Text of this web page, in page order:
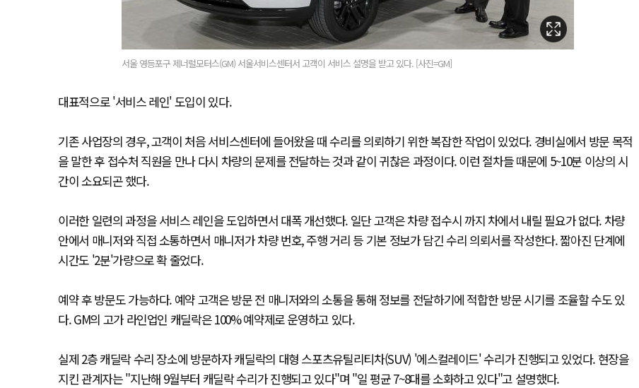
서울 영등포구 제너럴모터스(GM) 서울서비스센터서 고객이 서비스 설명을 받고 있다. [사진=GM]
대표적으로 '서비스 레인' 도입이 있다.
기존 사업장의 경우, 고객이 처음 서비스센터에 들어왔을 때 수리를 의뢰하기 위한 복잡한 작업이 있었다. 경비실에서 방문 목적
을 말한 후 접수처 직원을 만나 다시 차량의 문제를 전달하는 것과 같이 귀찮은 과정이다. 이런 절차들 때문에 5~10분 이상의 시
간이 소요되곤 했다.
이러한 일련의 과정을 서비스 레인을 도입하면서 대폭 개선했다. 일단 고객은 차량 접수시 까지 차에서 내릴 필요가 없다. 차량
안에서 매니저와 직접 소통하면서 매니저가 차량 번호, 주행 거리 등 기본 정보가 담긴 수리 의뢰서를 작성한다. 짧아진 단계에
시간도 '2분'가량으로 확 줄었다.
예약 후 방문도 가능하다. 예약 고객은 방문 전 매니저와의 소통을 통해 정보를 전달하기에 적합한 방문 시기를 조율할 수도 있
다. GM의 고가 라인업인 캐딜락은 100% 예약제로 운영하고 있다.
실제 2층 캐딜락 수리 장소에 방문하자 캐딜락의 대형 스포츠유틸리티차(SUV) '에스컬레이드' 수리가 진행되고 있었다. 현장을
지킨 관계자는 "지난해 9월부터 캐딜락 수리가 진행되고 있다"며 "일 평균 7~8대를 소화하고 있다"고 설명했다.